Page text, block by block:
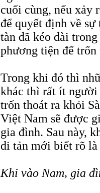
cuối cùng, nếu xảy
để quyết định về
tàn đã kéo dài
phương tiện để
Trong khi đó thì
khác thì rất ít
trốn thoát ra khỏi
Việt Nam sẽ được
gia đình. Sau này,
di tản mới biết rõ
Khi vào Nam, gia